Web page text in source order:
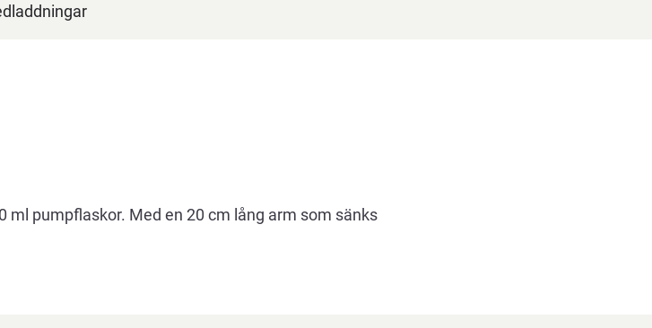
ml pumpflaskor. Med en 20 cm lång arm som sänks